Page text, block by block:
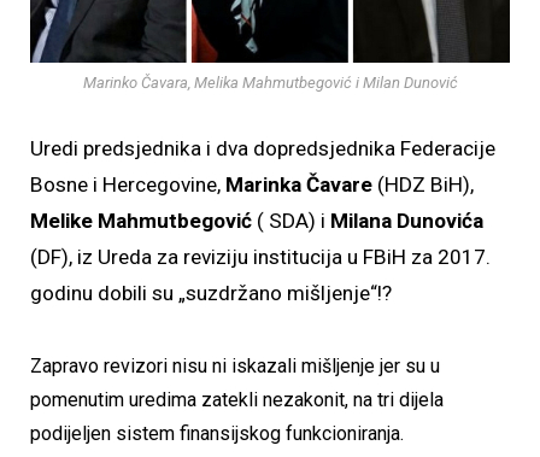
Marinko Čavara, Melika Mahmutbegović i Milan Dunović
Uredi predsjednika i dva dopredsjednika Federacije
Bosne i Hercegovine, Marinka Čavare (HDZ BiH),
Melike Mahmutbegović ( SDA) i Milana Dunovića
(DF), iz Ureda za reviziju institucija u FBiH za 2017.
godinu dobili su „suzdržano mišljenje“!?
Zapravo revizori nisu ni iskazali mišljenje jer su u
pomenutim uredima zatekli nezakonit, na tri dijela
podijeljen sistem finansijskog funkcioniranja.